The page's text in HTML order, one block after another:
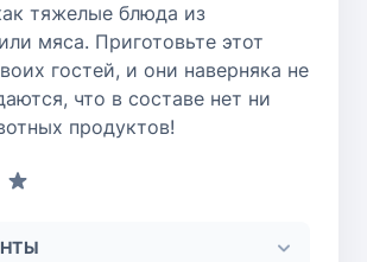
тяжелые блюда из
мяса. Приготовьте этот
гостей, и они наверняка не
что в составе нет ни
продуктов!